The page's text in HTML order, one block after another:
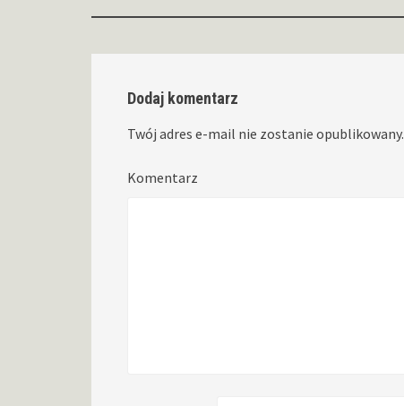
Dodaj komentarz
Twój adres e-mail nie zostanie opublikowany.
Komentarz